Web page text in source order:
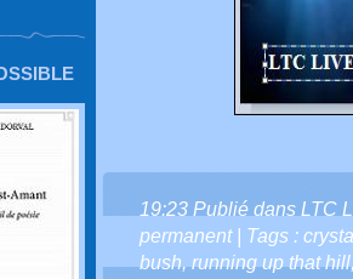
19:23 Publié dans LTC
permanent| Tags :
bush,running up that hill